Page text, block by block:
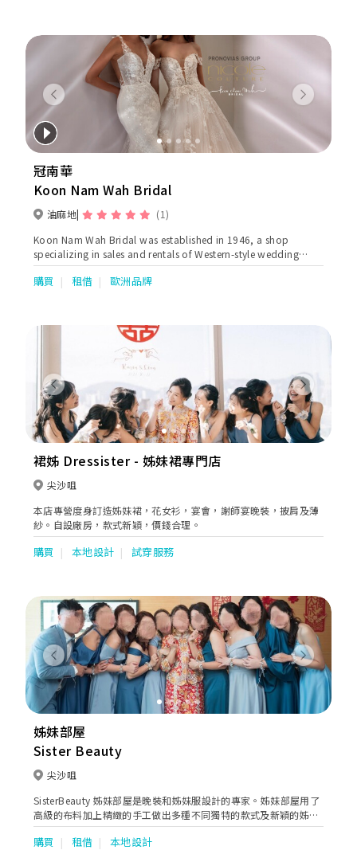
Previous Next
冠南華
Koon Nam Wah Bridal
油麻地
(1)
Koon Nam Wah Bridal was established in 1946, a shop
specializing in sales and rentals of Western-style wedding
dresses and attires. as well as Chinese traditional wedding
gowns ( Qun Kuas & Ma Kuas) Our Kowloon shop is located at
specializes in oversea wedding, evening, ballroom dresses, qi
bao & mother dresses . We are authorized retailers of the
following Bridal Brands: SAPIN: Aire Barcelona, Luna Novias,
St.Patrick, Nicole Couture, Nicole Milano, Niocle Colet, Nicole
Jolies, Nicole Aurora. USA: Enzoani, Blue by Enzoani, Pen-Liv,
Chic Nostalgia, Kitty Chen, Kitty Chen Couture, Ivoire by Kitty
Chen, Martin Thornburg AUSTRALIA: Sophia Tolli ITALY:
Olympia, Michela Ferriero, Dalin, /TURKEY: Madam Burcu
UKRAINE: Oksana Mukha, Ria Tener, Dominiss, Katy Corso,
Vladiyan MEN SUIT: Enzo Romano, Petrelli Uomo Occassions:
Tarik Ediz, Nicole Moments, Marfil Barcelona, Jovani,
Cinderella Divine, Andrea & Leo, Eillie Wilde, Colette Dresses
Tarik Ediz, Couture Club by Rosa Clara & local brands. Koon
Nam Wah is renowned for her outstanding techniques and
experiences in Chinese Wedding Industry. We use the finest
materials for every piece for our collections of Kuas. Threads
dragons & phoenixes, decorated with bats, mandarin ducks,
goldfish & flowers such as pomegranates or peonies. All of
these signifies good fortune ,wealth, prosperity, love &
fertility. We are known for our exquisite workmanship. Our
manufacturers produce to the best of industry standards
covering sizes from super small to super large. Our tailor team
with years of experience dedicated to creating the most ideal
fits for all of our customers. We are trusted by our customers
and many celebrities, especially in Hong Kong & southern
China. Koon Nam Wah is committed to creating the most
customized wedding for each couple. Our services range from
Rentals and Sales of Wedding Dresses, Bridal Makeup and
Hairstyling Services, Photo Shooting to Wedding
Management, Betrothal goods & gifts & Wedding Chaperone
(Tai Come) Service., Master of Ceremonies & An Oath
Celebrant Service. We have ensured that our holistic services
covered everything from the early stage to the end of the
creative implementation. Our mission is to bring your wedding
購買 租借 歐洲品牌
Previous Next
裙姊 Dressister - 姊妹裙專門店
尖沙咀
本店專營度身訂造姊妹裙，花女衫，宴會，謝師宴晚裝，披肩及薄
紗。自設廠房，款式新穎，價錢合理。
購買 本地設計 試穿服務
Previous Next
姊妹部屋
Sister Beauty
尖沙咀
SisterBeauty 姊妹部屋是晚裝和姊妹服設計的專家。姊妹部屋用了
高級的布料加上精緻的手工做出多種不同獨特的款式及新穎的姊妹
裙、伴娘禮服、晚宴禮服，讓您揀選一套最合您心意的禮服。
購買 租借 本地設計